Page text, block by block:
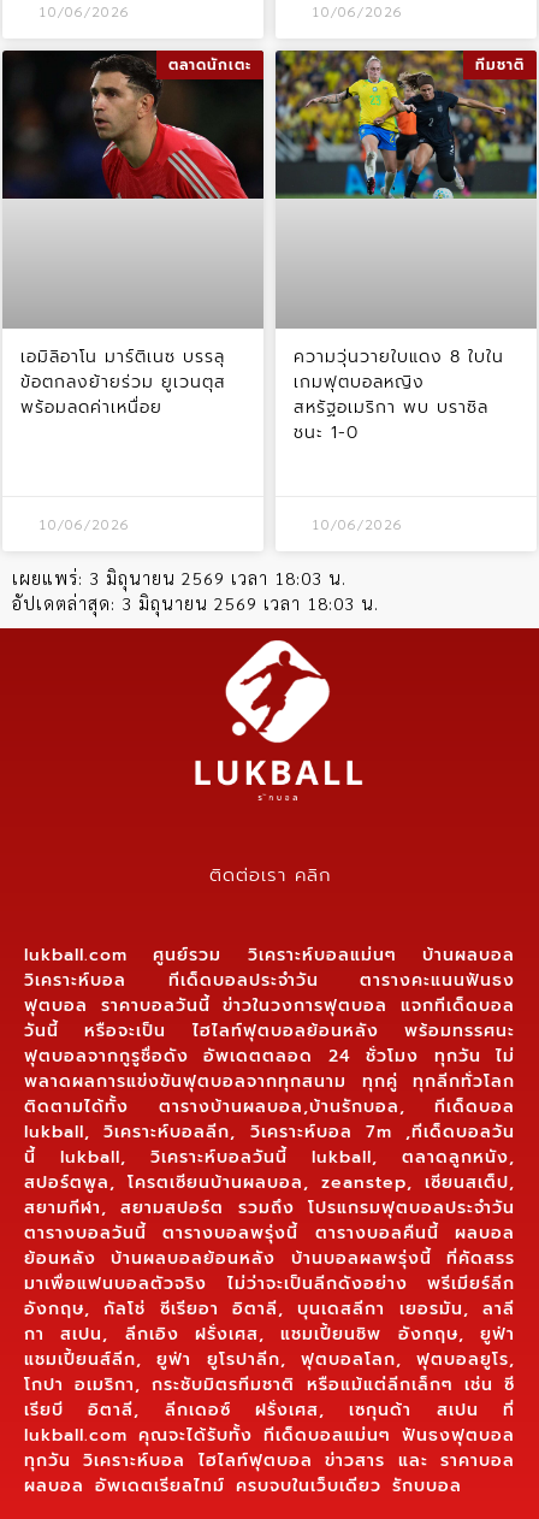
10/06/2026 10/06/2026
ตลาดนักเตะ
เอมิลิอาโน มาร์ติเนซ บรรลุ
ข้อตกลงย้ายร่วม ยูเวนตุส
พร้อมลดค่าเหนื่อย
10/06/2026
ทีมชาติ
ความวุ่นวายใบแดง 8 ใบใน
เกมฟุตบอลหญิง
สหรัฐอเมริกา พบ บราซิล
ชนะ 1-0
10/06/2026
เผยแพร่: 3 มิถุนายน 2569 เวลา 18:03 น.
อัปเดตล่าสุด: 3 มิถุนายน 2569 เวลา 18:03 น.
ติดต่อเรา คลิก
lukball.com ศูนย์รวม วิเคราะห์บอลแม่นๆ บ้านผลบอล
วิเคราะห์บอล ทีเด็ดบอลประจำวัน ตารางคะแนนฟันธง
ฟุตบอล ราคาบอลวันนี้ ข่าวในวงการฟุตบอล แจกทีเด็ดบอล
วันนี้ หรือจะเป็น ไฮไลท์ฟุตบอลย้อนหลัง พร้อมทรรศนะ
ฟุตบอลจากกูรูชื่อดัง อัพเดตตลอด 24 ชั่วโมง ทุกวัน ไม่
พลาดผลการแข่งขันฟุตบอลจากทุกสนาม ทุกคู่ ทุกลีกทั่วโลก
ติดตามได้ทั้ง ตารางบ้านผลบอล,บ้านรักบอล, ทีเด็ดบอล
lukball, วิเคราะห์บอลลีก, วิเคราะห์บอล 7m ,ทีเด็ดบอลวัน
นี้ lukball, วิเคราะห์บอลวันนี้ lukball, ตลาดลูกหนัง,
สปอร์ตพูล, โครตเซียนบ้านผลบอล, zeanstep, เซียนสเต็ป,
สยามกีฬา, สยามสปอร์ต รวมถึง โปรแกรมฟุตบอลประจำวัน
ตารางบอลวันนี้ ตารางบอลพรุ่งนี้ ตารางบอลคืนนี้ ผลบอล
ย้อนหลัง บ้านผลบอลย้อนหลัง บ้านบอลผลพรุ่งนี้ ที่คัดสรร
มาเพื่อแฟนบอลตัวจริง ไม่ว่าจะเป็นลีกดังอย่าง พรีเมียร์ลีก
อังกฤษ, กัลโช่ ซีเรียอา อิตาลี, บุนเดสลีกา เยอรมัน, ลาลี
กา สเปน, ลีกเอิง ฝรั่งเศส, แชมเปี้ยนชิพ อังกฤษ, ยูฟ่า
แชมเปี้ยนส์ลีก, ยูฟ่า ยูโรปาลีก, ฟุตบอลโลก, ฟุตบอลยูโร,
โกปา อเมริกา, กระชับมิตรทีมชาติ หรือแม้แต่ลีกเล็กๆ เช่น ซี
เรียบี อิตาลี, ลีกเดอซ์ ฝรั่งเศส, เซกุนด้า สเปน ที่
lukball.com คุณจะได้รับทั้ง ทีเด็ดบอลแม่นๆ ฟันธงฟุตบอล
ทุกวัน วิเคราะห์บอล ไฮไลท์ฟุตบอล ข่าวสาร และ ราคาบอล
ผลบอล อัพเดตเรียลไทม์ ครบจบในเว็บเดียว รักบบอล